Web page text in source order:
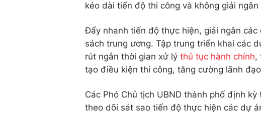
kéo dài tiến độ thi công và không giải
Đẩy nhanh tiến độ thực hiện, giải ngân
sách trung ương. Tập trung triển khai các
rút ngắn thời gian xử lý thủ tục hành chính,
tạo điều kiện thi công, tăng cường lãnh
Các Phó Chủ tịch UBND thành phố định
theo dõi sát sao tiến độ thực hiện các dự